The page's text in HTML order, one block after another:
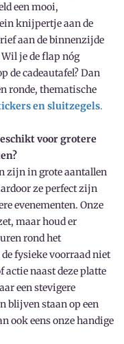
een mooi,
knijpertje aan de
aan de binnenzijde
je de flap nóg
de cadeautafel? Dan
ronde, thematische
en sluitzegels.
voor grotere
zijn in grote aantallen
ze perfect zijn
evenementen. Onze
maar houd er
rond het
fysieke voorraad niet
naast deze platte
een stevigere
blijven staan op een
ook eens onze handige